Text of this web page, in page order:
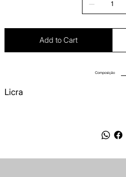
Add to Cart
Composição
Licra